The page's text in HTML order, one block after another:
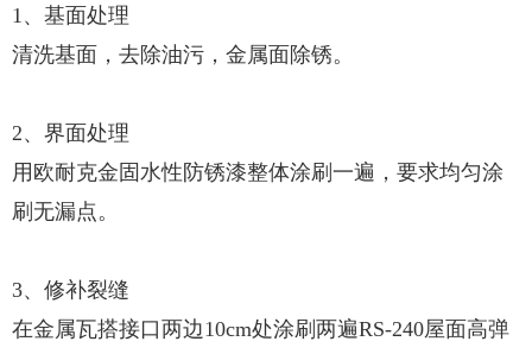
1、基面处理
清洗基面，去除油污，金属面除锈。
2、界面处理
用欧耐克金固水性防锈漆整体涂刷一遍，要求均匀涂
刷无漏点。
3、修补裂缝
在金属瓦搭接口两边10cm处涂刷两遍RS-240屋面高弹